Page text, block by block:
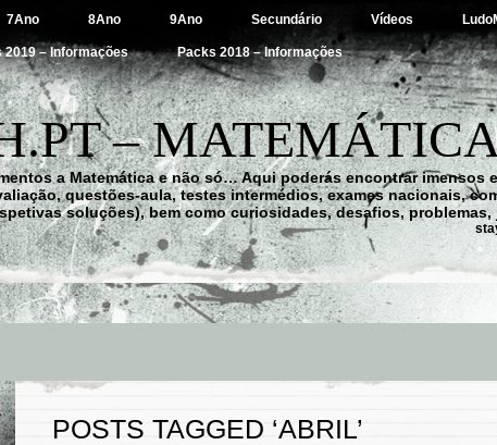
7Ano 8Ano 9Ano Secundário Vídeos
2019 – Informações Packs 2018 – Informações
–
a Matemática e não só… Aqui poderás encontrar imensos
questões-aula, testes intermédios, exames nacionais,
soluções), bem como curiosidades, desafios,
POSTS TAGGED ‘ABRIL’